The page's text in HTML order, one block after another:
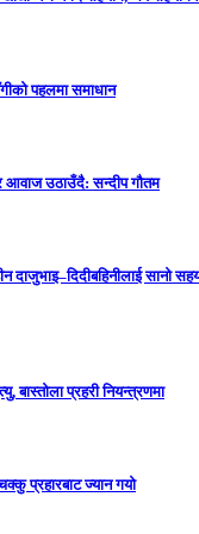
पहलमा समाधान
आवाज उठाउँदै: सन्दीप गौतम
दाजुभाइ–दिदीबहिनीलाई सानो
बास्तोला प्रहरी नियन्त्रणमा
प्रहारबाट ज्यान गयो